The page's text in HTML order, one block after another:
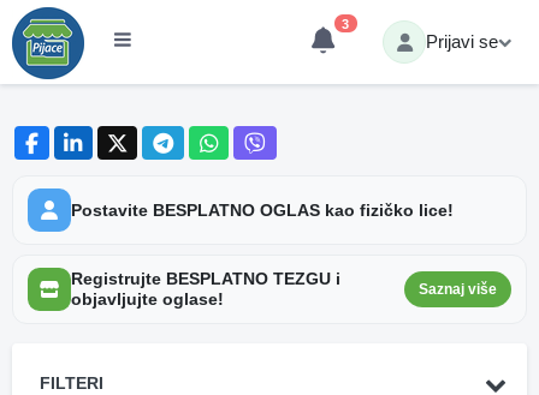
3
Prijavi se
Postavite BESPLATNO OGLAS kao fizičko lice!
Registrujte BESPLATNO TEZGU i
objavljujte oglase!
Saznaj više
FILTERI